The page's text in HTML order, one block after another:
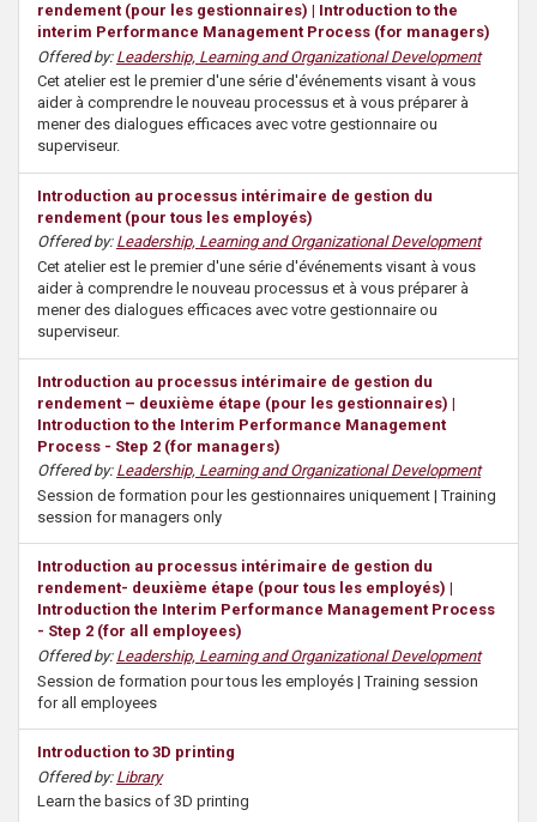
rendement (pour les gestionnaires) | Introduction to the
interim Performance Management Process (for managers)
Offered by: Leadership, Learning and Organizational Development
Cet atelier est le premier d'une série d'événements visant à vous
aider à comprendre le nouveau processus et à vous préparer à
mener des dialogues efficaces avec votre gestionnaire ou
superviseur.
Introduction au processus intérimaire de gestion du
rendement (pour tous les employés)
Offered by: Leadership, Learning and Organizational Development
Cet atelier est le premier d'une série d'événements visant à vous
aider à comprendre le nouveau processus et à vous préparer à
mener des dialogues efficaces avec votre gestionnaire ou
superviseur.
Introduction au processus intérimaire de gestion du
rendement – deuxième étape (pour les gestionnaires) |
Introduction to the Interim Performance Management
Process - Step 2 (for managers)
Offered by: Leadership, Learning and Organizational Development
Session de formation pour les gestionnaires uniquement | Training
session for managers only
Introduction au processus intérimaire de gestion du
rendement- deuxième étape (pour tous les employés) |
Introduction the Interim Performance Management Process
- Step 2 (for all employees)
Offered by: Leadership, Learning and Organizational Development
Session de formation pour tous les employés | Training session
for all employees
Introduction to 3D printing
Offered by: Library
Learn the basics of 3D printing